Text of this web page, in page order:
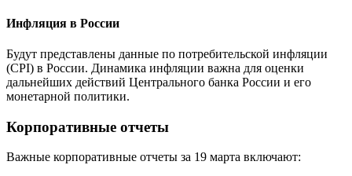
Инфляция в России
Будут представлены данные по потребительской инфляции
(CPI) в России. Динамика инфляции важна для оценки
дальнейших действий Центрального банка России и его
монетарной политики.
Корпоративные отчеты
Важные корпоративные отчеты за 19 марта включают: